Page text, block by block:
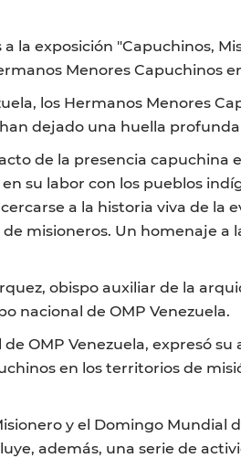
la exposición "Capuchinos,
Menores Capuchinos
los Hermanos Menores
dejado una huella profunda
de la presencia capuchina
su labor con los pueblos
a la historia viva de la
misioneros. Un homenaje a
obispo auxiliar de la
nacional de OMP Venezuela.
OMP Venezuela, expresó
en los territorios de
y el Domingo Mundial
además, una serie de